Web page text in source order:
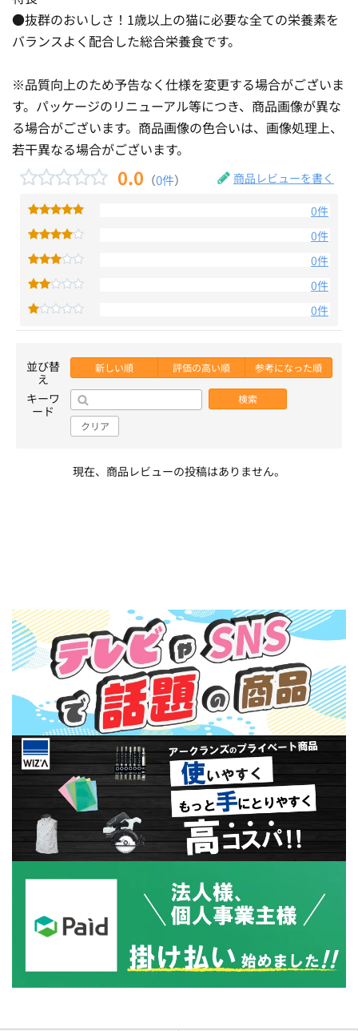
●抜群のおいしさ！1歳以上の猫に必要な全ての栄養素を
バランスよく配合した総合栄養食です。
※品質向上のため予告なく仕様を変更する場合がございま
す。パッケージのリニューアル等につき、商品画像が異な
る場合がございます。商品画像の色合いは、画像処理上、
若干異なる場合がございます。
0.0 （0件） 商品レビューを書く
0件
0件
0件
0件
0件
並び替
え
新しい順 評価の高い順 参考になった順
キーワ
ード
検索
クリア
現在、商品レビューの投稿はありません。